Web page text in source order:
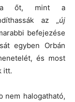
őt, mint a
az „új
befejezése
egyben Orbán
és most
itt.
nem halogatható,